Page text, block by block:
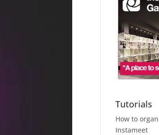
Tutorials
How to
Instameet